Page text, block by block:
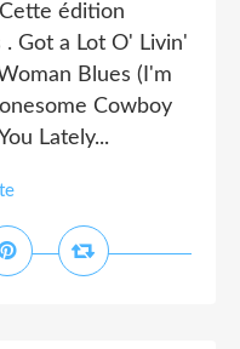
édition
Got a Lot O' Livin'
Blues (I'm
Cowboy
Lately...